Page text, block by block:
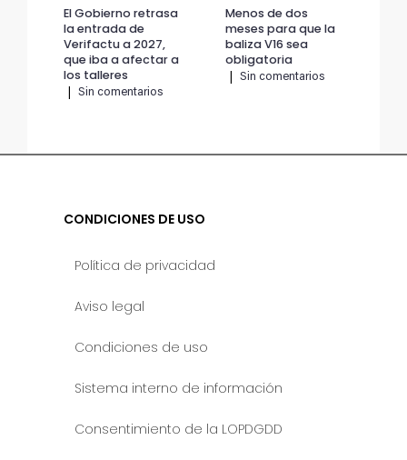
El Gobierno retrasa
la entrada de
Verifactu a 2027,
que iba a afectar a
los talleres
Sin comentarios
Menos de dos
meses para que la
baliza V16 sea
obligatoria
Sin comentarios
CONDICIONES DE USO
Política de privacidad
Aviso legal
Condiciones de uso
Sistema interno de información
Consentimiento de la LOPDGDD